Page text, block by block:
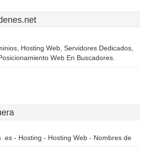
Hosting Web, Servidores Dedicados,
Web En Buscadores.
.es - Hosting - Hosting Web - Nombres de